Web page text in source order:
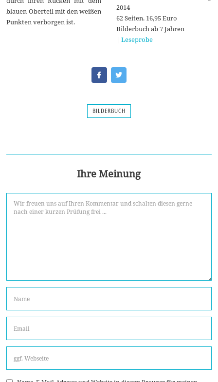
blauen Oberteil mit den weißen
Punkten verborgen ist.
2014
62 Seiten. 16,95 Euro
Bilderbuch ab 7 Jahren
| Leseprobe
BILDERBUCH
Ihre Meinung